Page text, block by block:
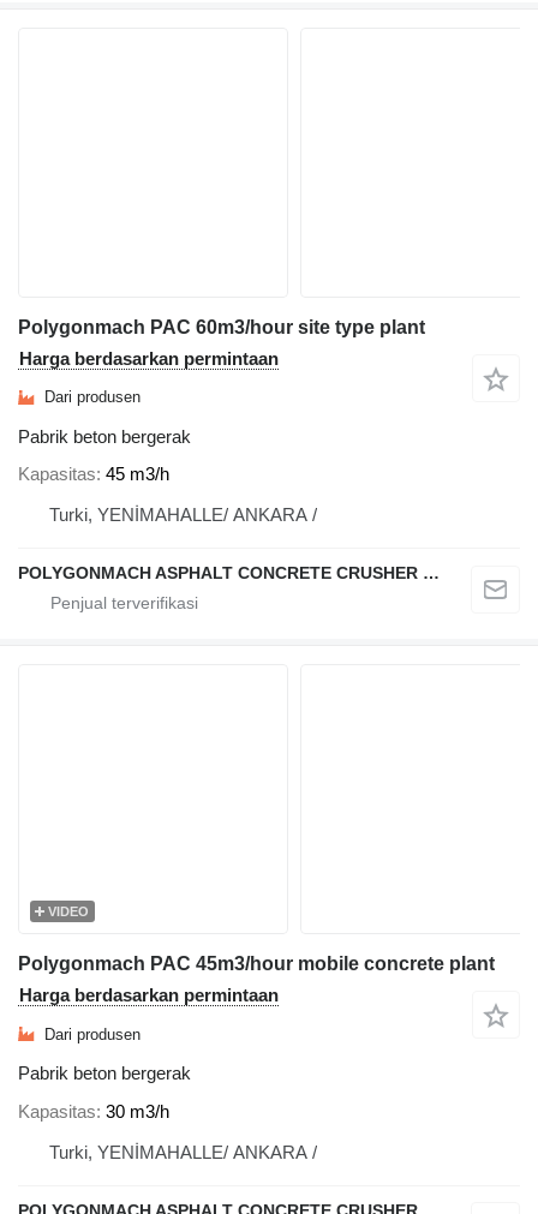
Polygonmach PAC 60m3/hour site type plant
Harga berdasarkan permintaan
Dari produsen
Pabrik beton bergerak
Kapasitas 45 m3/h
Turki, YENİMAHALLE/ ANKARA /
POLYGONMACH ASPHALT CONCRETE CRUSHER SYSTEMS
VIDEO
Polygonmach PAC 45m3/hour mobile concrete plant
Harga berdasarkan permintaan
Dari produsen
Pabrik beton bergerak
Kapasitas 30 m3/h
Turki, YENİMAHALLE/ ANKARA /